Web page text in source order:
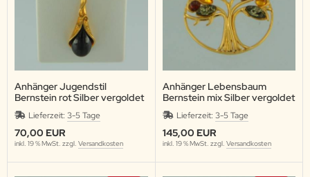
Anhänger Jugendstil
Bernstein rot Silber vergoldet
Lieferzeit: 3-5 Tage
70,00 EUR
inkl. 19 % MwSt. zzgl. Versandkosten
Anhänger Lebensbaum
Bernstein mix Silber vergoldet
Lieferzeit: 3-5 Tage
145,00 EUR
inkl. 19 % MwSt. zzgl. Versandkosten